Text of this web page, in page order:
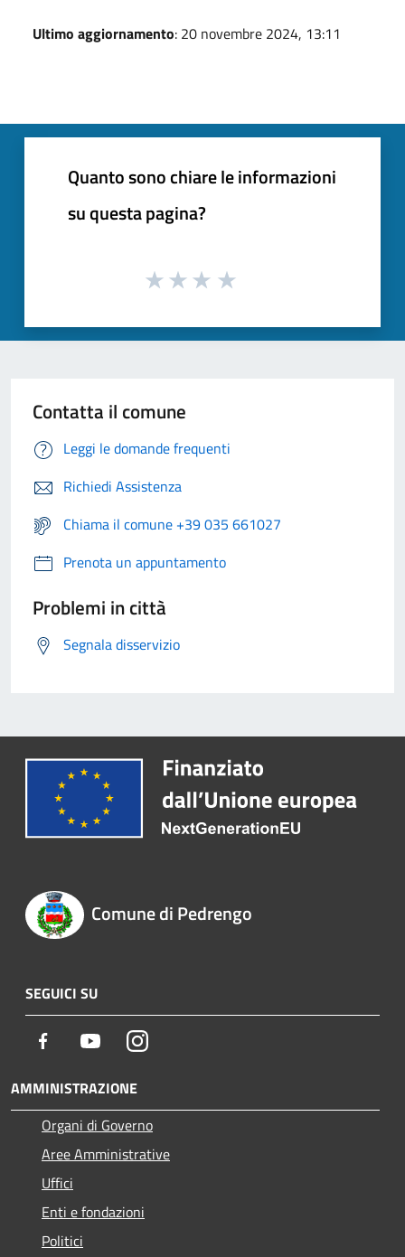
Ultimo aggiornamento: 20 novembre 2024, 13:11
Quanto sono chiare le informazioni
su questa pagina?
Contatta il comune
Leggi le domande frequenti
Richiedi Assistenza
Chiama il comune +39 035 661027
Prenota un appuntamento
Problemi in città
Segnala disservizio
Comune di Pedrengo
SEGUICI SU
Facebook YoutubeInstagram
AMMINISTRAZIONE
Organi di Governo
Aree Amministrative
Uffici
Enti e fondazioni
Politici